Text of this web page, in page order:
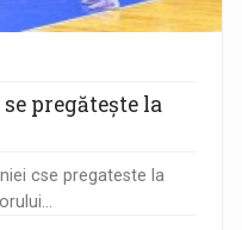
pregătește la
cse pregateste la